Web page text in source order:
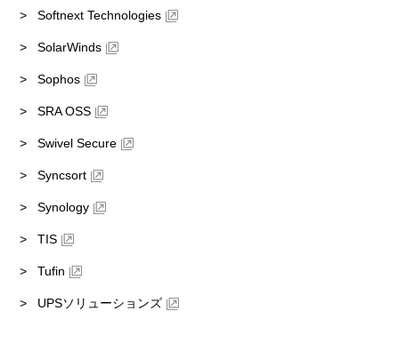
Softnext Technologies
SolarWinds
Sophos
SRA OSS
Swivel Secure
Syncsort
Synology
TIS
Tufin
UPSソリューションズ